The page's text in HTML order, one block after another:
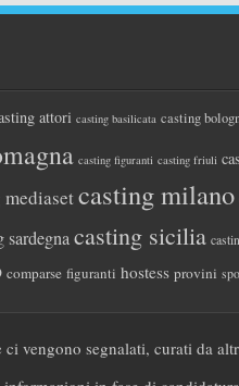
attori casting basilicata casting
casting figuranti casting friuli
casting milano
sardegna casting sicilia
comparse figuranti hostess provini
vengono segnalati, curati da